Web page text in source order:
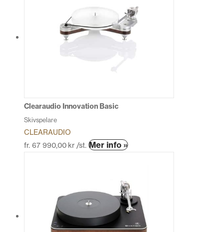
flera
varianter.
De
Clearaudio Innovation Basic
Skivspelare
CLEARAUDIO
fr. 67 990,00 kr /st. Mer info »Den
flera
varianter.
De
olika